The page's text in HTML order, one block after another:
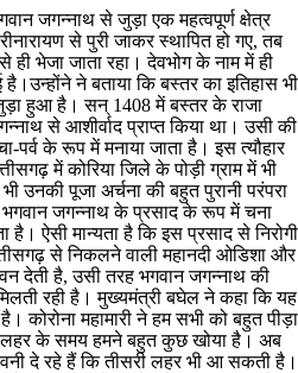
जगन्नाथ से जुड़ा एक महत्वपूर्ण क्षेत्र
से पुरी जाकर स्थापित हो गए, तब
भेजा जाता रहा। देवभोग के नाम में ही
ने बताया कि बस्तर का इतिहास भी
हुआ है। सन् 1408 में बस्तर के राजा
से आशीर्वाद प्राप्त किया था। उसी की
पर्व के रूप में मनाया जाता है। इस त्यौहार
में कोरिया जिले के पोड़ी ग्राम में भी
उनकी पूजा अर्चना की बहुत पुरानी परंपरा
जगन्नाथ के प्रसाद के रूप में चना
ऐसी मान्यता है कि इस प्रसाद से निरोगी
से निकलने वाली महानदी ओडिशा और
देती है, उसी तरह भगवान जगन्नाथ की
रही है। मुख्यमंत्री बघेल ने कहा कि यह
कोरोना महामारी ने हम सभी को बहुत पीड़ा
लहर के समय हमने बहुत कुछ खोया है। अब
दे रहे हैं कि तीसरी लहर भी आ सकती है।